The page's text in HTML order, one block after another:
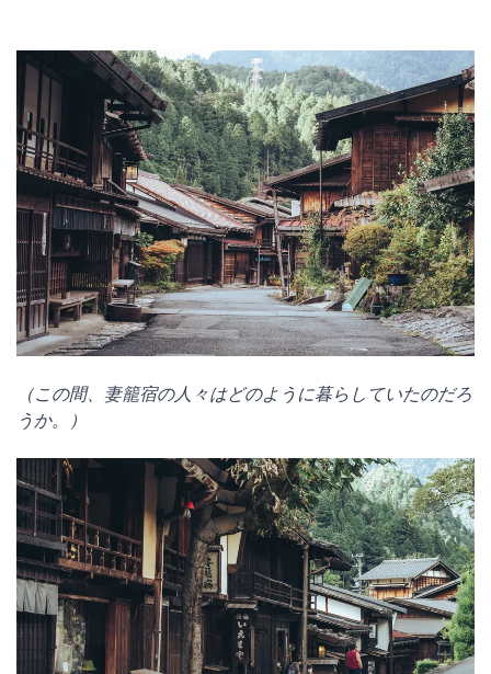
（この間、妻籠宿の人々はどのように暮らしていたのだろ
うか。）